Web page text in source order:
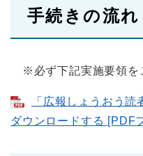
手続きの流れ
※必ず下記実施要領を
「広報しょうおう
ダウンロードする [PDF